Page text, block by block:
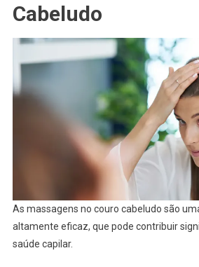
Cabeludo
As massagens no couro cabeludo são
altamente eficaz, que pode contribuir
saúde capilar.